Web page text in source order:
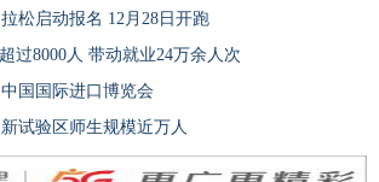
松启动报名 12月28日开跑
过8000人 带动就业24万余人次
国国际进口博览会
试验区师生规模近万人